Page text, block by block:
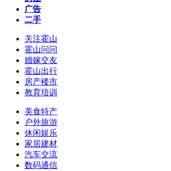
广告
二手
关注霍山
霍山问问
婚嫁交友
霍山出行
房产楼市
教育培训
美食特产
户外旅游
休闲娱乐
家居建材
汽车交流
数码通信